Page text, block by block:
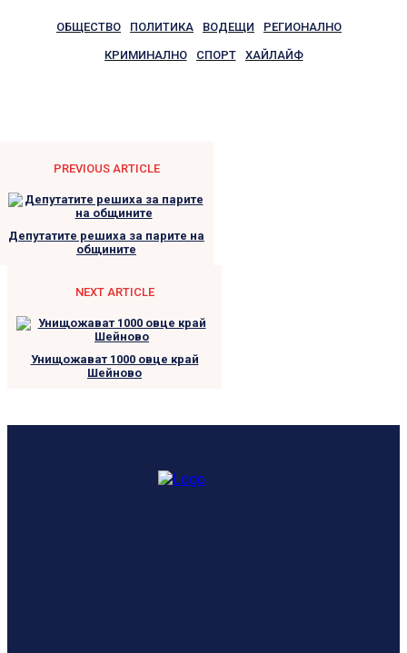
ОБЩЕСТВО ПОЛИТИКА ВОДЕЩИ РЕГИОНАЛНО
КРИМИНАЛНО СПОРТ ХАЙЛАЙФ
PREVIOUS ARTICLE
Депутатите решиха за парите на
общините
NEXT ARTICLE
Унищожават 1000 овце край
Шейново